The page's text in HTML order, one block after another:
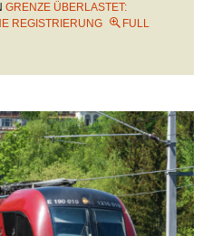
GRENZE ÜBERLASTET:
REGISTRIERUNG
FULL